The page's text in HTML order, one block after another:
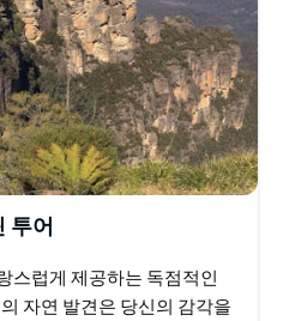
투어
럽게 제공하는 독점적인
자연 발견은 당신의 감각을